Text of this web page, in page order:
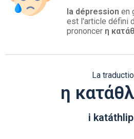
la dépression en
est l'article défini
prononcer η
La
η
i